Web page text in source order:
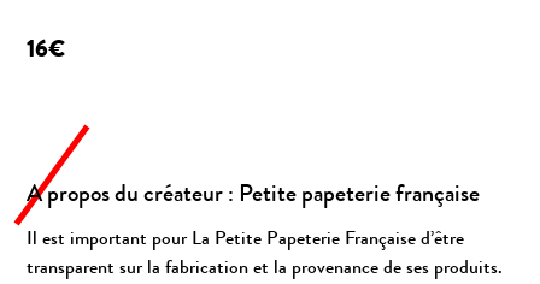
16€
A propos du créateur : Petite papeterie française
Il est important pour La Petite Papeterie Française d’être
transparent sur la fabrication et la provenance de ses produits.